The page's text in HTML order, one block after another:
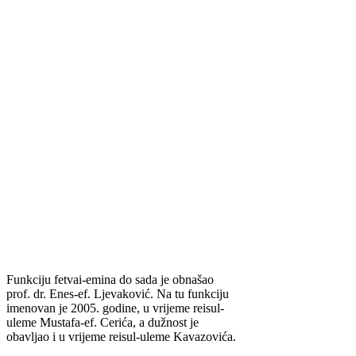
Funkciju fetvai-emina do sada je obnašao
prof. dr. Enes-ef. Ljevaković. Na tu funkciju
imenovan je 2005. godine, u vrijeme reisul-
uleme Mustafa-ef. Cerića, a dužnost je
obavljao i u vrijeme reisul-uleme Kavazovića.